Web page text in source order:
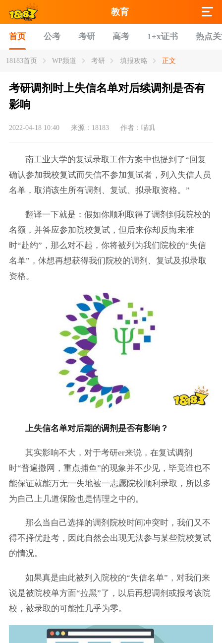
教育
首页 公考 考研 高考 1+x证书 热点
18183首页 WP频道 考研 填报攻略 正文
考研调剂时上失信名单对后续调剂是否有
影响
2022-04-18 10:40 来源：18183 作者：喵叽
南工业大学的复试录取工作方案中也提到了“回复
确认参加我校复试而失信不参加复试者，列入失信人员
名单，取消该生所有调剂、复试、拟录取资格。”
翻译一下就是：假如你顺利取得了调剂到我院校的
名额，并答应参加院校复试，但后来你却反悔未准
时“赴约”，那么对不起，你将被列为我们院校的“失信
名单”，休想再想获得我们院校的调剂、复试及拟录取
资格。
上失信名单对后期的调剂是否有影响？
其实影响不大，对于考研er来说，在复试调剂
时“普遍撒网，重点捕鱼”的现象并不少见，毕竟谁也不
能保证就能万无一失地被一志愿院校顺利录取，所以多
为自己上几道保险也是情理之中的。
那么当自己选择的调剂院校时间冲突时，我们又不
得不择优赴考，因此自然会出现无法参与某些院校复试
的情况。
如果真是由此被列入院校的“失信名单”，对我们来
说是被院校单方面“拉黑”了，以后再想调剂或报考该院
校，被录取的可能性几乎为零。